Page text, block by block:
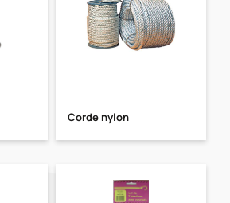
Corde nylon